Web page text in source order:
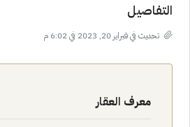
التفاصيل
تحديث في فبراير 20, 2023 في 6:02 م
معرف العقار